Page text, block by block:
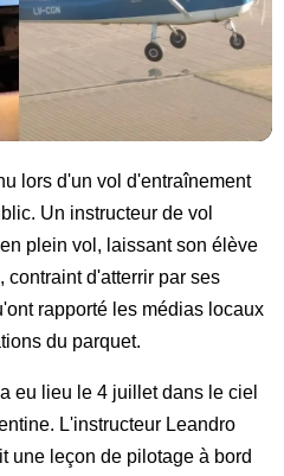
lors d'un vol d'entraînement
Un instructeur de vol
plein vol, laissant son élève
contraint d'atterrir par ses
rapporté les médias locaux
du parquet.
eu lieu le 4 juillet dans le ciel
L'instructeur Leandro
une leçon de pilotage à bord